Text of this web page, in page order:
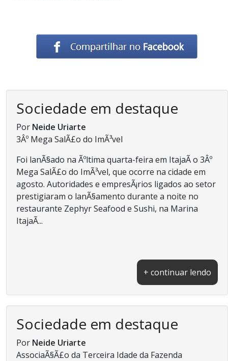
Sociedade em destaque
Por Neide Uriarte
3Âº Mega SalÃ£o do ImÃ³vel
Foi lanÃ§ado na Ãºltima quarta-feira em ItajaÃ­ o 3Âº
Mega SalÃ£o do ImÃ³vel, que ocorre na cidade em
agosto. Autoridades e empresÃ¡rios ligados ao setor
prestigiaram o lanÃ§amento durante a noite no
restaurante Zephyr Seafood e Sushi, na Marina
ItajaÃ­...
+ continuar lendo
Sociedade em destaque
Por Neide Uriarte
AssociaÃ§Ã£o da Terceira Idade da Fazenda